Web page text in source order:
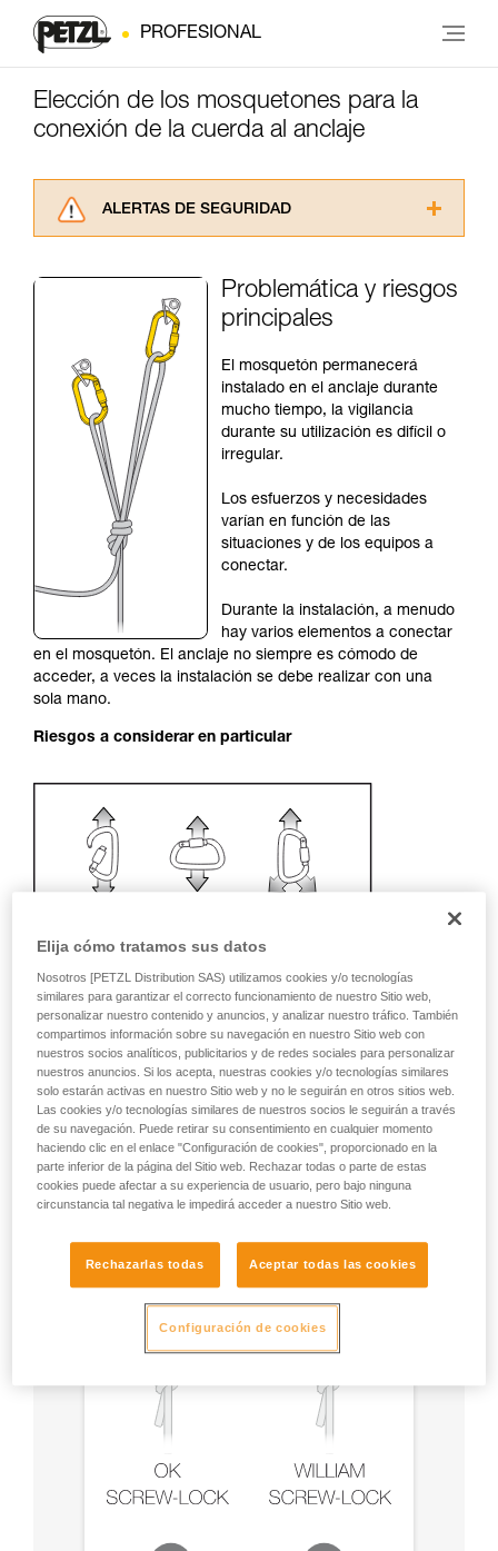
PROFESIONAL
Elección de los mosquetones para la
conexión de la cuerda al anclaje
ALERTAS DE SEGURIDAD
consultarlo. Usted debe comprender la
información de la ficha técnica para poder
comprender este complemento informativo.
Dominar estas técnicas requiere una formación
y un entrenamiento específico. Confirme a
través de un profesional su capacidad para
ejecutar estas técnicas, solo y con total
seguridad, antes de ejecutarlas de forma
autónoma.
Damos ejemplos de técnicas relacionadas con
su actividad. Pueden existir otras que no
describimos aquí.
Problemática y riesgos
principales
El mosquetón permanecerá
instalado en el anclaje durante
mucho tiempo, la vigilancia
durante su utilización es difícil o
irregular.
Los esfuerzos y necesidades
varían en función de las
situaciones y de los equipos a
conectar.
Durante la instalación, a menudo
hay varios elementos a conectar
en el mosquetón. El anclaje no siempre es cómodo de
acceder, a veces la instalación se debe realizar con una
sola mano.
Riesgos a considerar en particular
Recomendación del mosquetón y
accesorios
Elija cómo tratamos sus datos
Nosotros [PETZL Distribution SAS) utilizamos cookies y/o tecnologías
similares para garantizar el correcto funcionamiento de nuestro Sitio web,
personalizar nuestro contenido y anuncios, y analizar nuestro tráfico. También
compartimos información sobre su navegación en nuestro Sitio web con
nuestros socios analíticos, publicitarios y de redes sociales para personalizar
nuestros anuncios. Si los acepta, nuestras cookies y/o tecnologías similares
solo estarán activas en nuestro Sitio web y no le seguirán en otros sitios web.
Las cookies y/o tecnologías similares de nuestros socios le seguirán a través
de su navegación. Puede retirar su consentimiento en cualquier momento
haciendo clic en el enlace "Configuración de cookies", proporcionado en la
parte inferior de la página del Sitio web. Rechazar todas o parte de estas
cookies puede afectar a su experiencia de usuario, pero bajo ninguna
circunstancia tal negativa le impedirá acceder a nuestro Sitio web.
Rechazarlas todas Aceptar todas las cookies
Configuración de cookies